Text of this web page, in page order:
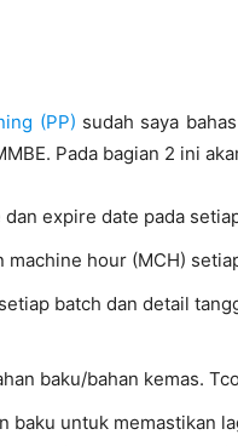
(PP) sudah saya
Pada bagian 2 ini
expire date pada
hour (MCH)
batch dan detail
baku/bahan kemas.
baku untuk memastikan